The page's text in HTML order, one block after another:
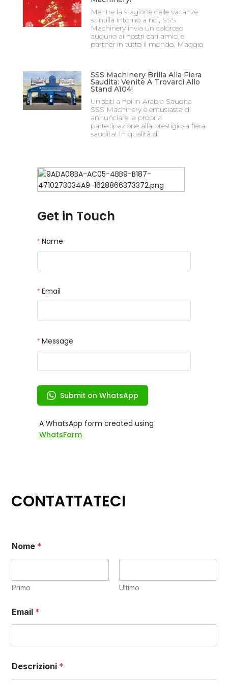
Mentre la stagione delle vacanze
scintilla intorno a noi, SSS
Machinery invia un caloroso
augurio ai nostri cari amici e
partner in tutto il mondo. Maggio
SSS Machinery Brilla Alla Fiera
Saudita: Venite A Trovarci Allo
Stand A104!
Unisciti a noi in Arabia Saudita
SSS Machinery è entusiasta di
annunciare la propria
partecipazione alla prestigiosa fiera
saudita! In qualità di
CONTATTATECI
Nome *
Primo Ultimo
Email *
Descrizioni *